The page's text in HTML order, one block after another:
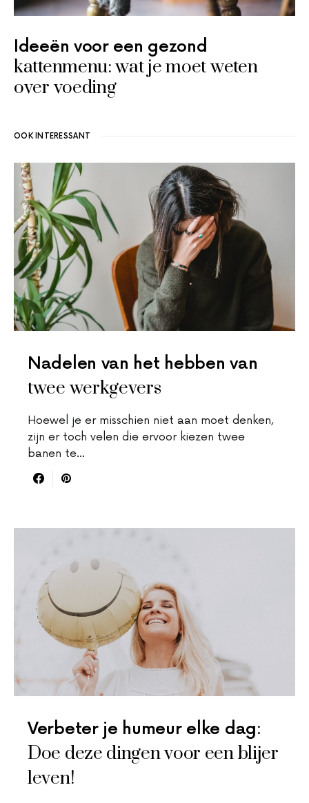
Ideeën voor een gezond
kattenmenu: wat je moet weten
over voeding
OOK INTERESSANT
Nadelen van het hebben van
twee werkgevers
Hoewel je er misschien niet aan moet denken,
zijn er toch velen die ervoor kiezen twee
banen te…
Verbeter je humeur elke dag:
Doe deze dingen voor een blijer
leven!